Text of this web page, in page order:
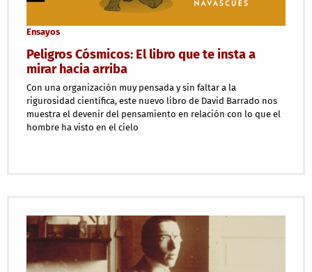
Ensayos
Peligros Cósmicos: El libro que te insta a
mirar hacia arriba
Con una organización muy pensada y sin faltar a la
rigurosidad científica, este nuevo libro de David Barrado nos
muestra el devenir del pensamiento en relación con lo que el
hombre ha visto en el cielo